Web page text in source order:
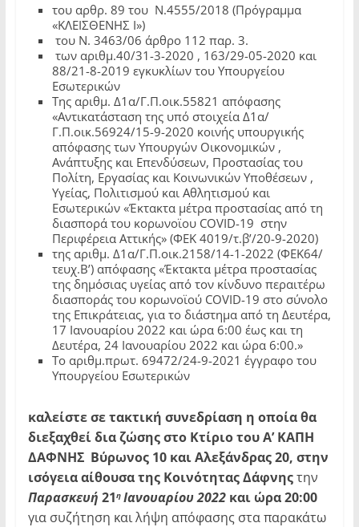
του αρθρ. 89 του Ν.4555/2018 (Πρόγραμμα
«ΚΛΕΙΣΘΕΝΗΣ Ι»)
του Ν. 3463/06 άρθρο 112 παρ. 3.
των αριθμ.40/31-3-2020 , 163/29-05-2020 και
88/21-8-2019 εγκυκλίων του Υπουργείου
Εσωτερικών
Της αριθμ. Δ1α/Γ.Π.οικ.55821 απόφασης
«Αντικατάσταση της υπό στοιχεία Δ1α/
Γ.Π.οικ.56924/15-9-2020 κοινής υπουργικής
απόφασης των Υπουργών Οικονομικών ,
Ανάπτυξης και Επενδύσεων, Προστασίας του
Πολίτη, Εργασίας και Κοινωνικών Υποθέσεων ,
Υγείας, Πολιτισμού και Αθλητισμού και
Εσωτερικών «Έκτακτα μέτρα προστασίας από τη
διασπορά του κορωνοϊου COVID-19 στην
Περιφέρεια Αττικής» (ΦΕΚ 4019/τ.β’/20-9-2020)
της αριθμ. Δ1α/Γ.Π.οικ.2158/14-1-2022 (ΦΕΚ64/
τευχ.Β’) απόφασης «Έκτακτα μέτρα προστασίας
της δημόσιας υγείας από τον κίνδυνο περαιτέρω
διασποράς του κορωνοϊού COVID-19 στο σύνολο
της Επικράτειας, για το διάστημα από τη Δευτέρα,
17 Ιανουαρίου 2022 και ώρα 6:00 έως και τη
Δευτέρα, 24 Ιανουαρίου 2022 και ώρα 6:00.»
Το αριθμ.πρωτ. 69472/24-9-2021 έγγραφο του
Υπουργείου Εσωτερικών
καλείστε σε τακτική συνεδρίαση η οποία θα
διεξαχθεί δια ζώσης στο Κτίριο του Α’ ΚΑΠΗ
ΔΑΦΝΗΣ Βύρωνος 10 και Αλεξάνδρας 20, στην
ισόγεια αίθουσα της Κοινότητας Δάφνηςτην
Παρασκευή 21η Ιανουαρίου 2022 και ώρα 20:00
για συζήτηση και λήψη απόφασης στα παρακάτω